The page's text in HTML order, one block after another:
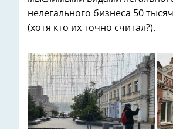
нелегального бизнеса 50
(хотя кто их точно считал?).